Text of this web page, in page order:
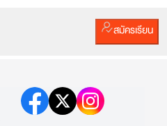
สมัครเรียน